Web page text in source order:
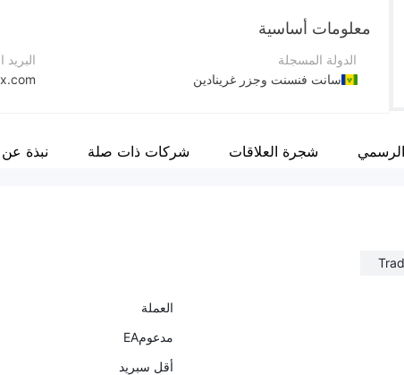
معلومات أساسية
الدولة المسجلة
سانت فنسنت وجزر غرينادين
اسم الشركة
البريد
عنوان شجرة العلاقات شركات ذات صلة نبذة
العملة
مدعومEA
أقل سبريد